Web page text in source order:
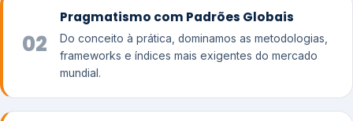
02
Pragmatismo com Padrões Globais
Do conceito à prática, dominamos as metodologias,
frameworks e índices mais exigentes do mercado
mundial.